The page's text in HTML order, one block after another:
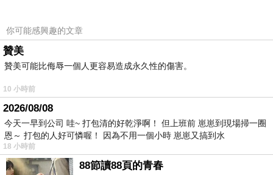
如果有興趣到這附近玩的，不妨可以看看喔！
也跟我一樣喜歡不妨看看喔!
PS.若您家裡有0~4歲的小朋友，點我進入索取免
費《迪士尼美語世界試用包》
你可能感興趣的文章
贊美
贊美可能比侮辱一個人更容易造成永久性的傷害。
10 小時前
2026/08/08
今天一早到公司 哇~ 打包清的好乾淨啊！ 但上班前 崽崽到現場掃一圈
恩～ 打包的人好可憐喔！ 因為不用一個小時 崽崽又搞到水
18 小時前
88節讀88頁的青春